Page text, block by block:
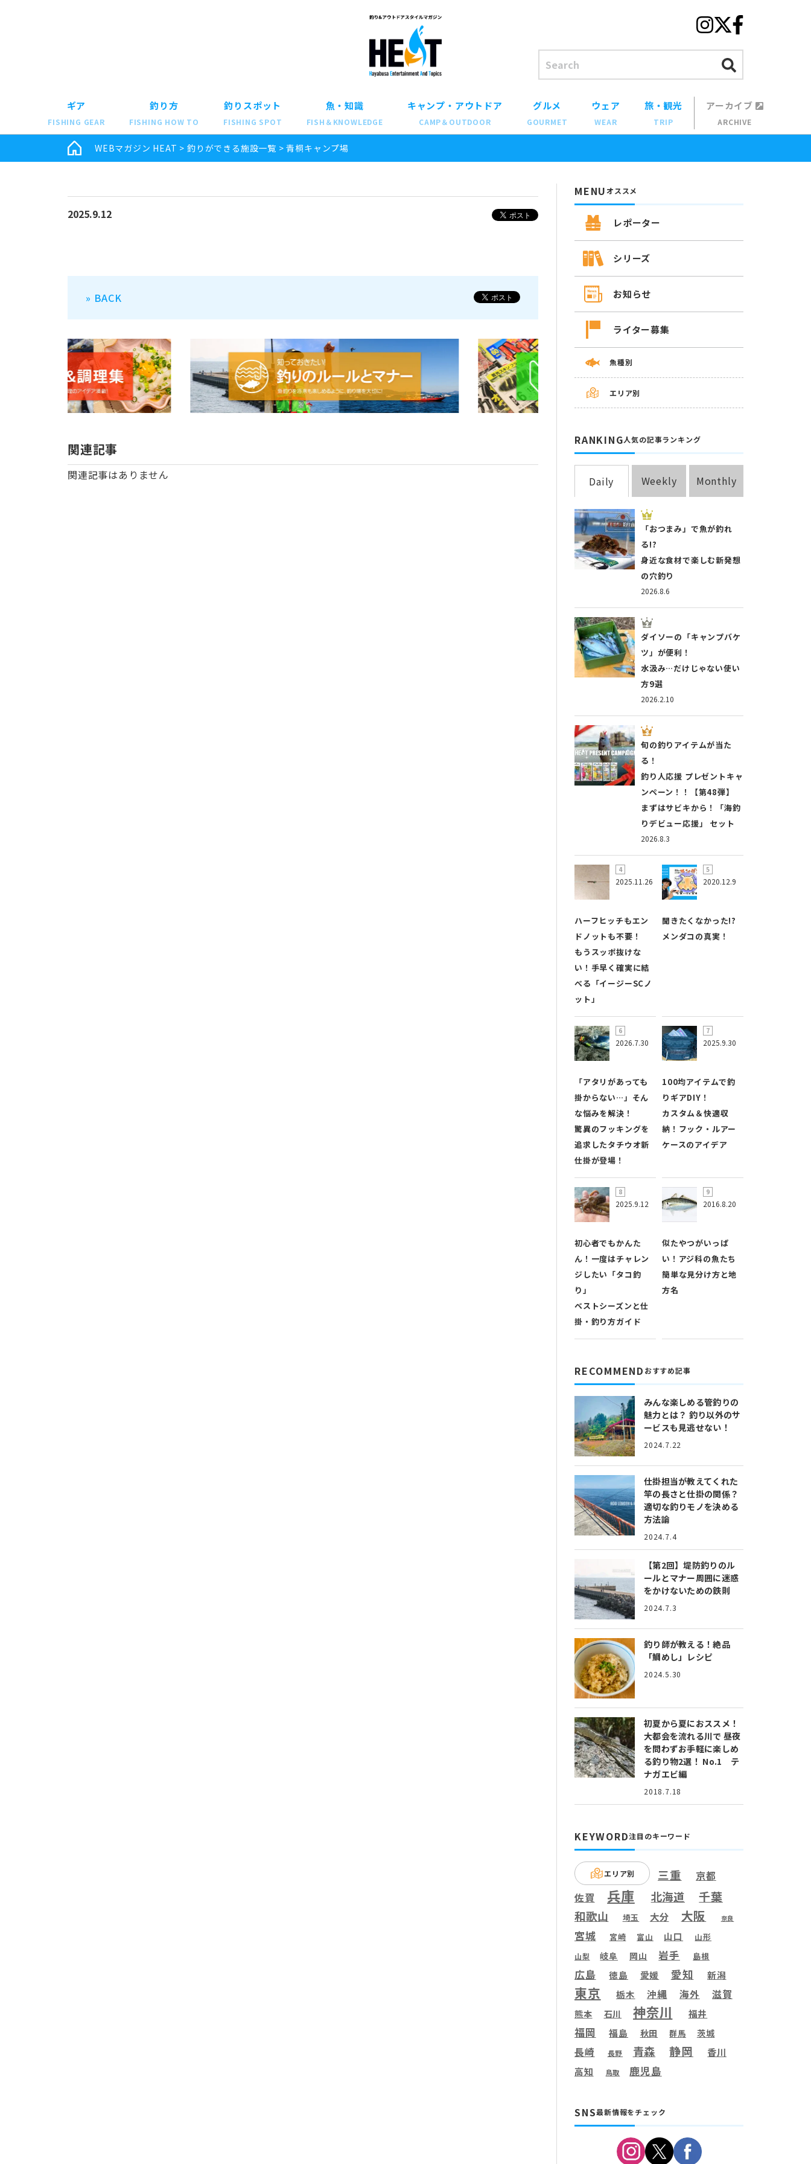
ギア
FISHING GEAR
釣り方
FISHING HOW TO
釣りスポット
FISHING SPOT
魚・知識
FISH＆KNOWLEDGE
キャンプ・アウトドア
CAMP＆OUTDOOR
グルメ
GOURMET
ウェア
WEAR
旅・観光
TRIP
アーカイブ
ARCHIVE
WEBマガジン HEAT >釣りができる施設一覧 >青桐キャンプ場
2025.9.12
» BACK
関連記事
関連記事はありません
MENUオススメ
レポーター
シリーズ
お知らせ
ライター募集
魚種別
エリア別
RANKING人気の記事ランキング
Daily Weekly Monthly
2026.8.6
「おつまみ」で魚が釣れ
る!?
身近な食材で楽しむ新発想
の穴釣り
2026.2.10
ダイソーの「キャンプバケ
ツ」が便利！
水汲み…だけじゃない使い
方9選
2026.8.3
旬の釣りアイテムが当た
る！
釣り人応援 プレゼントキャ
ンペーン！！【第48弾】
まずはサビキから！「海釣
りデビュー応援」 セット
2025.11.26
ハーフヒッチもエン
ドノットも不要！
もうスッポ抜けな
い！手早く確実に結
べる「イージーSCノ
ット」
2020.12.9
聞きたくなかった!?
メンダコの真実！
2026.7.30
「アタリがあっても
掛からない…」そん
な悩みを解決！
驚異のフッキングを
追求したタチウオ新
仕掛が登場！
2025.9.30
100均アイテムで釣
りギアDIY！
カスタム＆快適収
納！フック・ルアー
ケースのアイデア
2025.9.12
初心者でもかんた
ん！一度はチャレン
ジしたい「タコ釣
り」
ベストシーズンと仕
掛・釣り方ガイド
2016.8.20
似たやつがいっぱ
い！アジ科の魚たち
簡単な見分け方と地
方名
RECOMMEND おすすめ記事
みんな楽しめる管釣りの
魅力とは？ 釣り以外のサ
ービスも見逃せない！
2024.7.22
仕掛担当が教えてくれた
竿の長さと仕掛の関係？
適切な釣りモノを決める
方法論
2024.7.4
【第2回】堤防釣りのル
ールとマナー周囲に迷惑
をかけないための鉄則
2024.7.3
釣り師が教える！絶品
「鯛めし」レシピ
2024.5.30
初夏から夏におススメ！
大都会を流れる川で 昼夜
を問わずお手軽に楽しめ
る釣り物2選！ No.1 テ
ナガエビ編
2018.7.18
KEYWORD注目のキーワード
エリア別 三重 京都
佐賀 兵庫 北海道 千葉
和歌山 埼玉 大分 大阪 奈良
宮城 宮崎 富山 山口 山形
山梨 岐阜 岡山 岩手 島根
広島 徳島 愛媛 愛知 新潟
東京 栃木 沖縄 海外 滋賀
熊本 石川 神奈川 福井
福岡 福島 秋田 群馬 茨城
長崎 長野 青森 静岡 香川
高知 鳥取 鹿児島
SNS最新情報をチェック